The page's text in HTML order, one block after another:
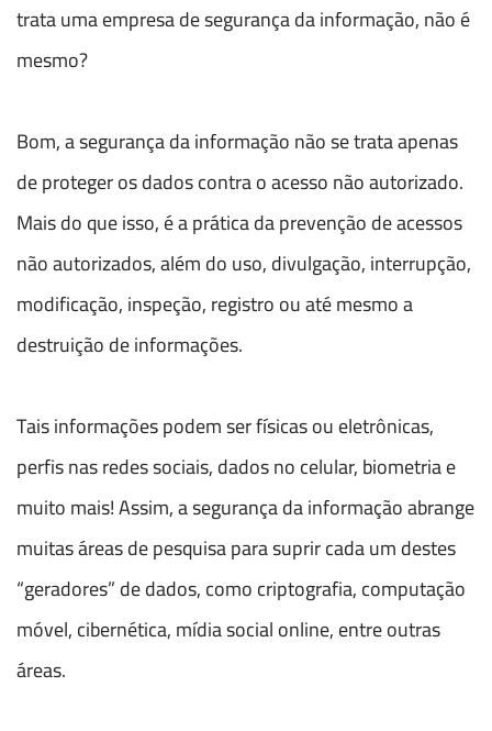
trata uma empresa de segurança da informação, não é
mesmo?
Bom, a segurança da informação não se trata apenas
de proteger os dados contra o acesso não autorizado.
Mais do que isso, é a prática da prevenção de acessos
não autorizados, além do uso, divulgação, interrupção,
modificação, inspeção, registro ou até mesmo a
destruição de informações.
Tais informações podem ser físicas ou eletrônicas,
perfis nas redes sociais, dados no celular, biometria e
muito mais! Assim, a segurança da informação abrange
muitas áreas de pesquisa para suprir cada um destes
“geradores” de dados, como criptografia, computação
móvel, cibernética, mídia social online, entre outras
áreas.